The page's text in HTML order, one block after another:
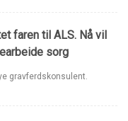
faren til ALS. Nå vil
sorg
gravferdskonsulent.